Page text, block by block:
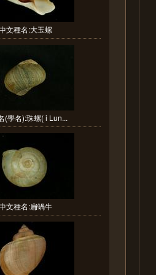
文種名:大玉螺
(學名):珠螺( i Lun...
文種名:扁蝸牛